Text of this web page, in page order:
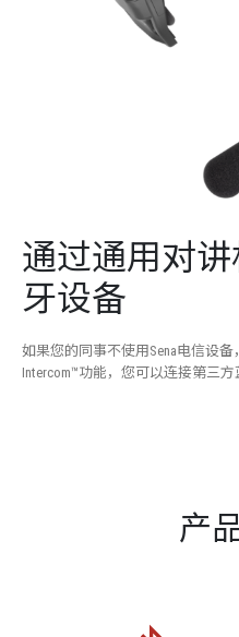
通过通用对
牙设备
如果您的同事不使用Sena电信设备
Intercom™功能，您可以连接第三
产